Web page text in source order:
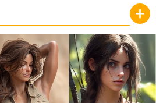
+